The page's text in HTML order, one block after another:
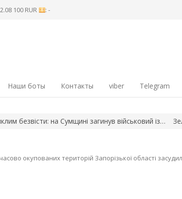
100 RUR : -
Наши боты Контакты viber Telegram
на Сумщині загинув військовий із…
окупованих територій Запорізької області